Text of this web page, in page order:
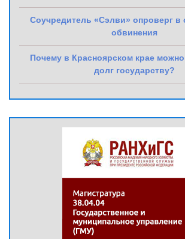
Соучредитель «Сэлви» опроверг в
обвинения
Почему в Красноярском крае можно
долг государству?